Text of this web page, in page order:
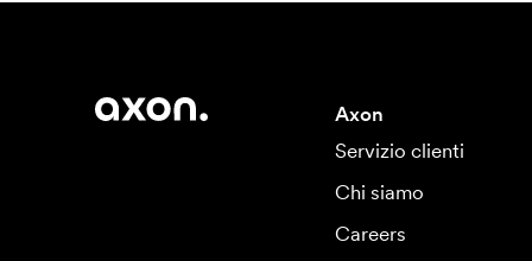
Axon
Servizio clienti
Chi siamo
Careers